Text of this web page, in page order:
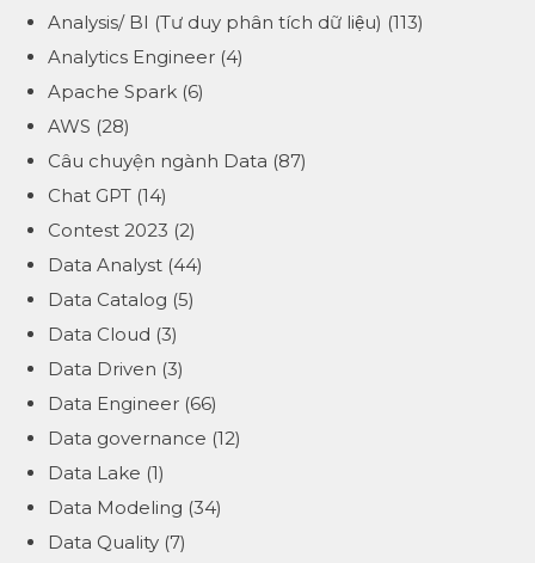
Analysis/ BI (Tư duy phân tích dữ liệu) (113)
Analytics Engineer (4)
Apache Spark (6)
AWS (28)
Câu chuyện ngành Data (87)
Chat GPT (14)
Contest 2023 (2)
Data Analyst (44)
Data Catalog (5)
Data Cloud (3)
Data Driven (3)
Data Engineer (66)
Data governance (12)
Data Lake (1)
Data Modeling (34)
Data Quality (7)